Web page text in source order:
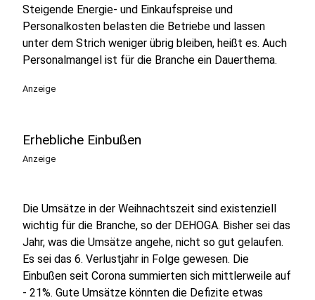
Steigende Energie- und Einkaufspreise und
Personalkosten belasten die Betriebe und lassen
unter dem Strich weniger übrig bleiben, heißt es. Auch
Personalmangel ist für die Branche ein Dauerthema.
Anzeige
Erhebliche Einbußen
Anzeige
Die Umsätze in der Weihnachtszeit sind existenziell
wichtig für die Branche, so der DEHOGA. Bisher sei das
Jahr, was die Umsätze angehe, nicht so gut gelaufen.
Es sei das 6. Verlustjahr in Folge gewesen. Die
Einbußen seit Corona summierten sich mittlerweile auf
- 21%. Gute Umsätze könnten die Defizite etwas